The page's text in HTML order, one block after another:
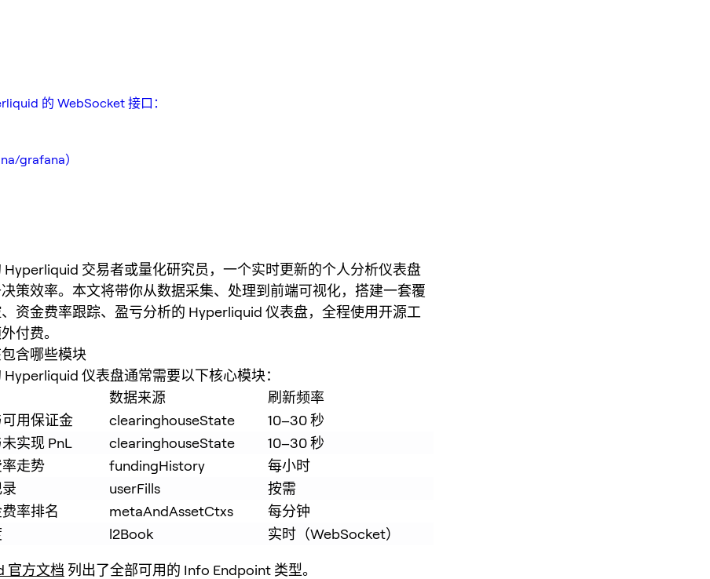
的 WebSocket 接口：
grafana）
Hyperliquid 交易者或量化研究员，一个实时更新的个人分析仪表盘
策效率。本文将带你从数据采集、处理到前端可视化，搭建一套覆
资金费率跟踪、盈亏分析的 Hyperliquid 仪表盘，全程使用开源工
付费。
含哪些模块
仪表盘通常需要以下核心模块：
数据来源
刷新频率
用保证金
clearinghouseState
10–30 秒
实现 PnL
clearinghouseState
10–30 秒
走势
fundingHistory
每小时
userFills
按需
率排名
metaAndAssetCtxs
每分钟
l2Book 实时（WebSocket）
官方文档 列出了全部可用的 Info Endpoint 类型。